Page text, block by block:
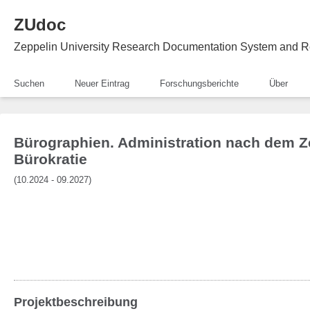
ZUdoc
Zeppelin University Research Documentation System and
Suchen Neuer Eintrag Forschungsberichte Über
Bürographien. Administration nach dem
Bürokratie
(10.2024 - 09.2027)
Projektbeschreibung